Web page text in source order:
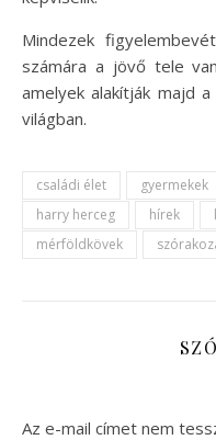
Mindezek
számára a jövő tele
amelyek alakítják majd
világban.
családi élet gyermekek
harry herceg
hírek
mérföldkövek
Az e-mail címet nem